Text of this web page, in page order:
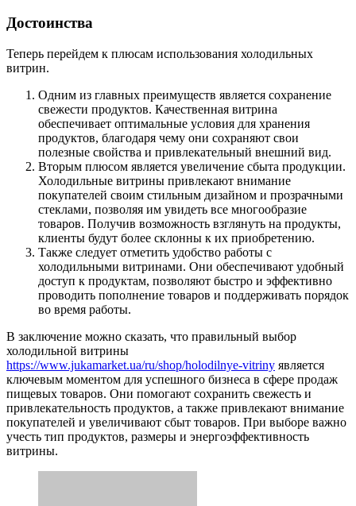
Достоинства
Теперь перейдем к плюсам использования холодильных
витрин.
Одним из главных преимуществ является сохранение
свежести продуктов. Качественная витрина
обеспечивает оптимальные условия для хранения
продуктов, благодаря чему они сохраняют свои
полезные свойства и привлекательный внешний вид.
Вторым плюсом является увеличение сбыта продукции.
Холодильные витрины привлекают внимание
покупателей своим стильным дизайном и прозрачными
стеклами, позволяя им увидеть все многообразие
товаров. Получив возможность взглянуть на продукты,
клиенты будут более склонны к их приобретению.
Также следует отметить удобство работы с
холодильными витринами. Они обеспечивают удобный
доступ к продуктам, позволяют быстро и эффективно
проводить пополнение товаров и поддерживать порядок
во время работы.
В заключение можно сказать, что правильный выбор
холодильной витрины
https://www.jukamarket.ua/ru/shop/holodilnye-vitriny является
ключевым моментом для успешного бизнеса в сфере продаж
пищевых товаров. Они помогают сохранить свежесть и
привлекательность продуктов, а также привлекают внимание
покупателей и увеличивают сбыт товаров. При выборе важно
учесть тип продуктов, размеры и энергоэффективность
витрины.